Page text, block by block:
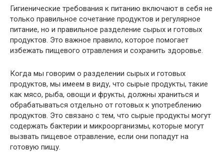
Гигиенические требования к питанию включают в себя не
только правильное сочетание продуктов и регулярное
питание, но и правильное разделение сырых и готовых
продуктов. Это важное правило, которое помогает
избежать пищевого отравления и сохранить здоровье.
Когда мы говорим о разделении сырых и готовых
продуктов, мы имеем в виду, что сырые продукты, такие
как мясо, рыба, овощи и фрукты, должны храниться и
обрабатываться отдельно от готовых к употреблению
продуктов. Это связано с тем, что сырые продукты могут
содержать бактерии и микроорганизмы, которые могут
вызвать пищевое отравление, если они попадут на
готовую пищу.